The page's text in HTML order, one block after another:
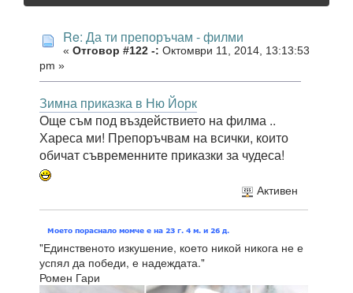
Re: Да ти препоръчам - филми
« Отговор #122 -: Октомври 11, 2014, 13:13:53
pm »
Зимна приказка в Ню Йорк
Още съм под въздействието на филма ..
Хареса ми! Препоръчвам на всички, които
обичат съвременните приказки за чудеса!
Активен
"Единственото изкушение, което никой никога не е
успял да победи, е надеждата."
Ромен Гари